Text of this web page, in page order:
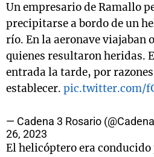
Un empresario de Ramallo
precipitarse a bordo de un
río. En la aeronave viajaban
quienes resultaron heridas.
entrada la tarde, por razones
establecer. pic.twitter.com/
— Cadena 3 Rosario
26, 2023
El helicóptero era